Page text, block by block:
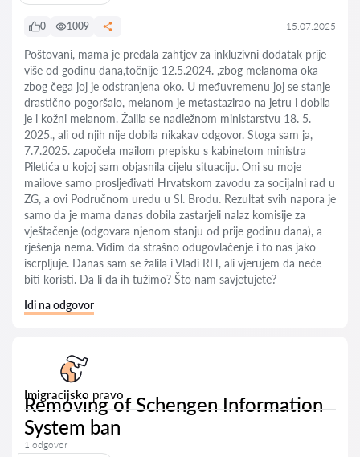
0 1009 15.07.2025
Poštovani, mama je predala zahtjev za inkluzivni dodatak prije
više od godinu dana,točnije 12.5.2024. ,zbog melanoma oka
zbog čega joj je odstranjena oko. U međuvremenu joj se stanje
drastično pogoršalo, melanom je metastazirao na jetru i dobila
je i kožni melanom. Žalila se nadležnom ministarstvu 18. 5.
2025., ali od njih nije dobila nikakav odgovor. Stoga sam ja,
7.7.2025. započela mailom prepisku s kabinetom ministra
Piletića u kojoj sam objasnila cijelu situaciju. Oni su moje
mailove samo prosljeđivati Hrvatskom zavodu za socijalni rad u
ZG, a ovi Područnom uredu u Sl. Brodu. Rezultat svih napora je
samo da je mama danas dobila zastarjeli nalaz komisije za
vještačenje (odgovara njenom stanju od prije godinu dana), a
rješenja nema. Vidim da strašno odugovlačenje i to nas jako
iscrpljuje. Danas sam se žalila i Vladi RH, ali vjerujem da neće
biti koristi. Da li da ih tužimo? Što nam savjetujete?
Idi na odgovor
Imigracijsko pravo
Removing of Schengen Information
System ban
1 odgovor